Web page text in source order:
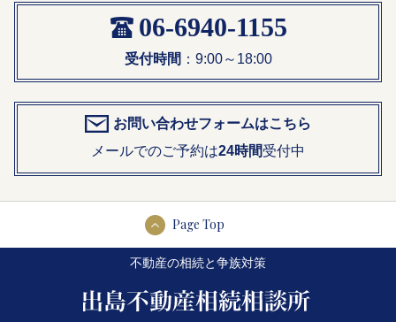
06-6940-1155
受付時間 ：9:00～18:00
お問い合わせフォームはこちら
メールでのご予約は24時間受付中
Page Top
不動産の相続と争族対策